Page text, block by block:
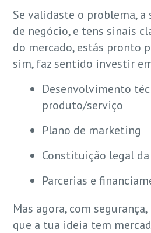
Se validaste o problema,
de negócio, e tens sinais
do mercado, estás pronto
sim, faz sentido investir
Desenvolvimento
produto/serviço
Plano de marketing
Constituição legal
Parcerias e
Mas agora, com
que a tua ideia tem